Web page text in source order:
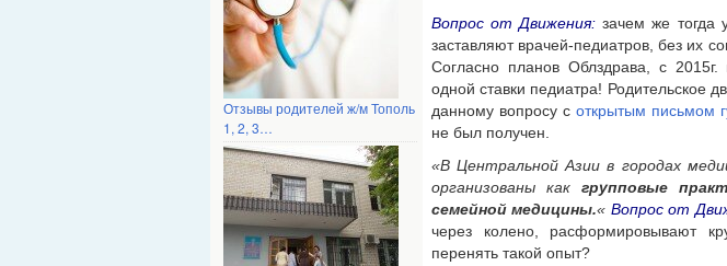
Отзывы родителей ж/м Тополь
1, 2, 3…
Вопрос от Движения: зачем же тогда
заставляют врачей-педиатров, без их
Согласно планов Облздрава, с
одной ставки педиатра! Родительское
данному вопросу с открытым письмом
не был получен.
«В Центральной Азии в городах
организованы как групповые
семейной медицины.« Вопрос от
через колено, расформировывают
перенять такой опыт?